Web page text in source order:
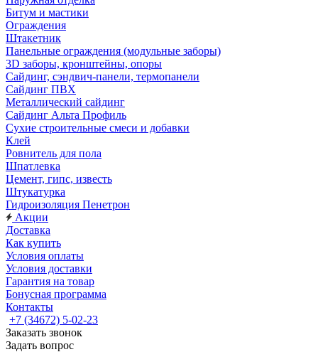
Битум и мастики
Ограждения
Штакетник
Панельные ограждения (модульные заборы)
3D заборы, кронштейны, опоры
Cайдинг, сэндвич-панели, термопанели
Сайдинг ПВХ
Металлический сайдинг
Сайдинг Альта Профиль
Сухие строительные смеси и добавки
Клей
Ровнитель для пола
Шпатлевка
Цемент, гипс, известь
Штукатурка
Гидроизоляция Пенетрон
Акции
Доставка
Как купить
Условия оплаты
Условия доставки
Гарантия на товар
Бонусная программа
Контакты
+7 (34672) 5-02-23
Заказать звонок
Задать вопрос